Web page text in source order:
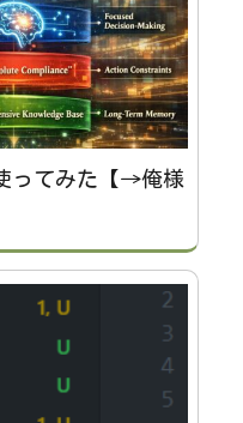
ってみた【→俺様